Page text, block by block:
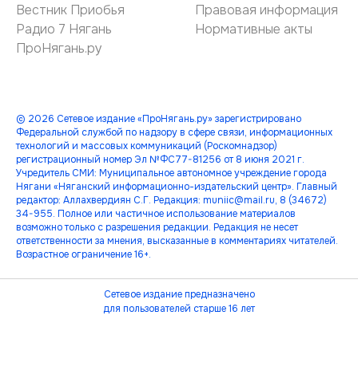
Вестник Приобья
Радио 7 Нягань
ПроНягань.ру
Правовая информация
Нормативные акты
© 2026 Сетевое издание «ПроНягань.ру» зарегистрировано
Федеральной службой по надзору в сфере связи, информационных
технологий и массовых коммуникаций (Роскомнадзор)
регистрационный номер Эл №ФС77-81256 от 8 июня 2021 г.
Учредитель СМИ: Муниципальное автономное учреждение города
Нягани «Няганский информационно-издательский центр». Главный
редактор: Аллахвердиян С.Г. Редакция: muniic@mail.ru, 8 (34672)
34-955. Полное или частичное использование материалов
возможно только с разрешения редакции. Редакция не несет
ответственности за мнения, высказанные в комментариях читателей.
Возрастное ограничение 16+.
Сетевое издание предназначено
для пользователей старше 16 лет